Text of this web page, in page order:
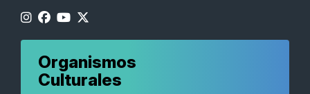
Organismos
Culturales